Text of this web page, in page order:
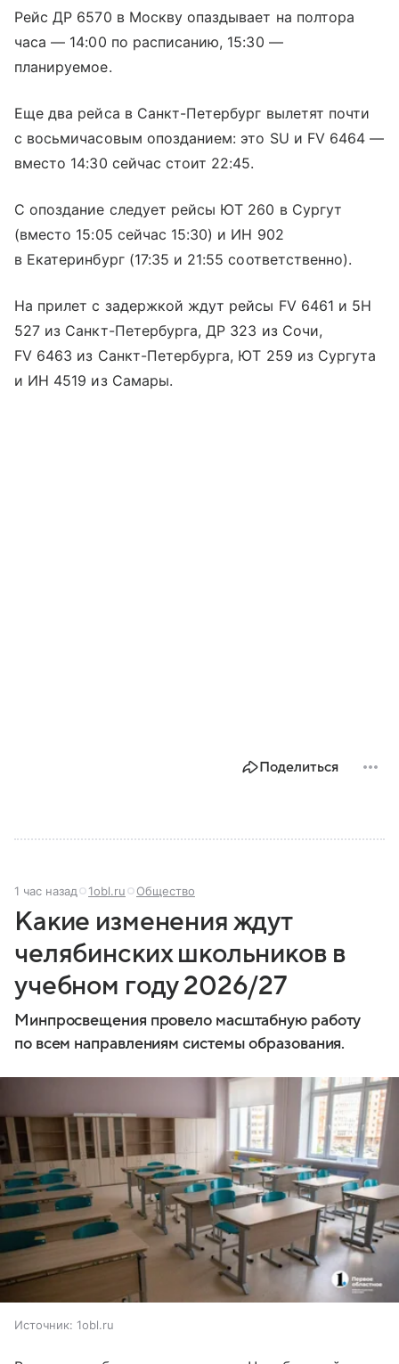
Рейс ДР 6570 в Москву опаздывает на полтора
часа — 14:00 по расписанию, 15:30 —
планируемое.
Еще два рейса в Санкт-Петербург вылетят почти
с восьмичасовым опозданием: это SU и FV 6464 —
вместо 14:30 сейчас стоит 22:45.
С опоздание следует рейсы ЮТ 260 в Сургут
(вместо 15:05 сейчас 15:30) и ИН 902
в Екатеринбург (17:35 и 21:55 соответственно).
На прилет с задержкой ждут рейсы FV 6461 и 5H
527 из Санкт-Петербурга, ДР 323 из Сочи,
FV 6463 из Санкт-Петербурга, ЮТ 259 из Сургута
и ИН 4519 из Самары.
Поделиться
1 час назад 1obl.ru Общество
Какие изменения ждут
челябинских школьников в
учебном году 2026/27
Минпросвещения провело масштабную работу
по всем направлениям системы образования.
Источник: 1obl.ru